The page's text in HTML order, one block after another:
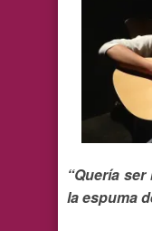
“Quería
la espuma